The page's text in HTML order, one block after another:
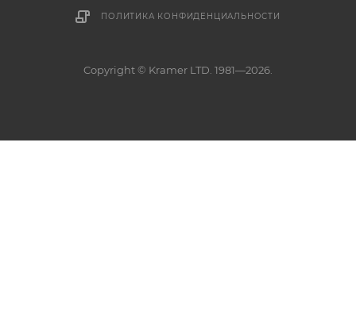
ПОЛИТИКА КОНФИДЕНЦИАЛЬНОСТИ
Copyright © Kramer LTD. 1981—2026.